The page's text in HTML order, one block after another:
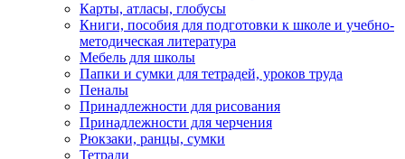
Карты, атласы, глобусы
Книги, пособия для подготовки к школе и учебно-
методическая литература
Мебель для школы
Папки и сумки для тетрадей, уроков труда
Пеналы
Принадлежности для рисования
Принадлежности для черчения
Рюкзаки, ранцы, сумки
Тетради